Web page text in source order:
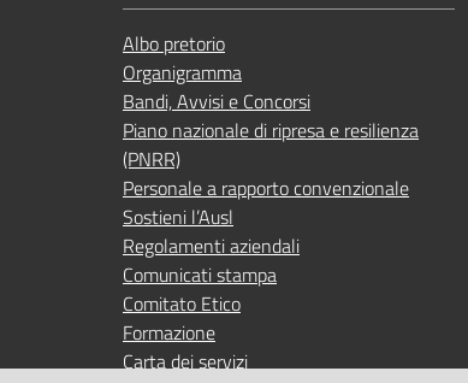
Albo pretorio
Organigramma
Bandi, Avvisi e Concorsi
Piano nazionale di ripresa e resilienza
(PNRR)
Personale a rapporto convenzionale
Sostieni l’Ausl
Regolamenti aziendali
Comunicati stampa
Comitato Etico
Formazione
Carta dei servizi